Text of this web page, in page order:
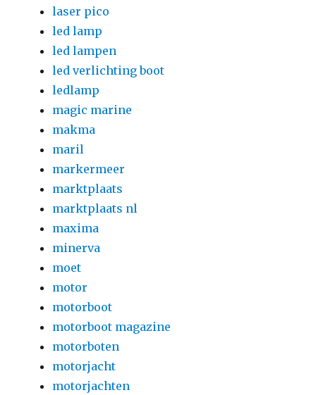
laser pico
led lamp
led lampen
led verlichting boot
ledlamp
magic marine
makma
maril
markermeer
marktplaats
marktplaats nl
maxima
minerva
moet
motor
motorboot
motorboot magazine
motorboten
motorjacht
motorjachten